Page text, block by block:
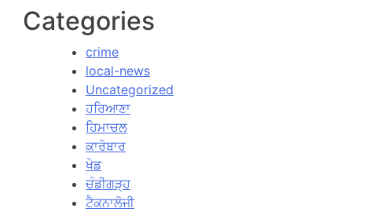
Categories
crime
local-news
Uncategorized
ਹਰਿਆਣਾ
ਹਿਮਾਚਲ
ਕਾਰੋਬਾਰ
ਖੇਡ
ਚੰਡੀਗੜ੍ਹ
ਟੈਕਨਾਲੋਜੀ